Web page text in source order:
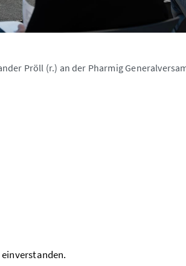
Pröll (r.) an der Pharmig